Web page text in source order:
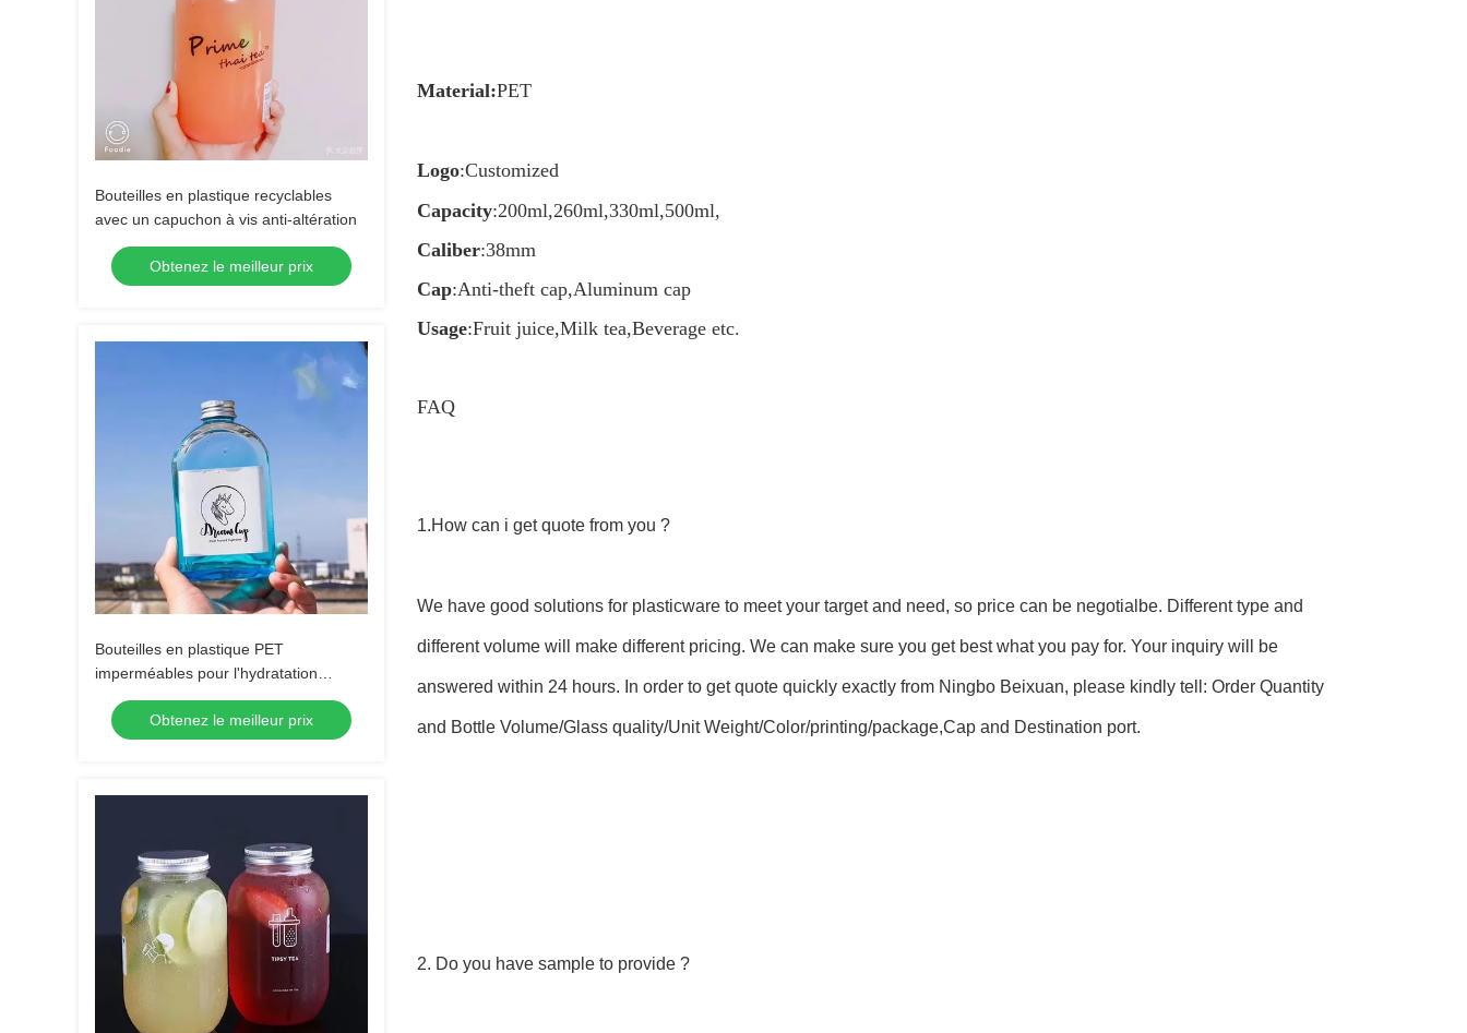
Bouteilles en plastique recyclables
avec un capuchon à vis anti-altération
Obtenez le meilleur prix
Bouteilles en plastique PET
imperméables pour l'hydratation
quotidienne et l'utilisation en extérieur
Obtenez le meilleur prix
Material:PET
Logo:Customized
Capacity:200ml,260ml,330ml,500ml,
Caliber:38mm
Cap:Anti-theft cap,Aluminum cap
Usage:Fruit juice,Milk tea,Beverage etc.
FAQ
1.How can i get quote from you ?
We have good solutions for plasticware to meet your target and need, so price can be negotialbe. Different type and
different volume will make different pricing. We can make sure you get best what you pay for. Your inquiry will be
answered within 24 hours. In order to get quote quickly exactly from Ningbo Beixuan, please kindly tell: Order Quantity
and Bottle Volume/Glass quality/Unit Weight/Color/printing/package,Cap and Destination port.
2. Do you have sample to provide ?